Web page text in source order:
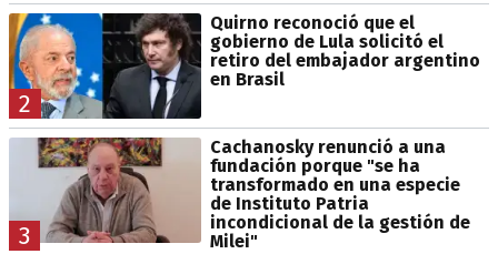
2
Quirno reconoció que el
gobierno de Lula solicitó el
retiro del embajador argentino
en Brasil
3
Cachanosky renunció a una
fundación porque "se ha
transformado en una especie
de Instituto Patria
incondicional de la gestión de
Milei"